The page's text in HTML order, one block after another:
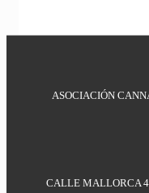
ASOCIACIÓN
CALLE MALLORCA